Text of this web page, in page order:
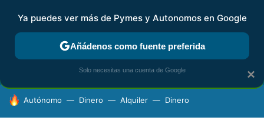
FISCALIDAD Y CONTABILIDAD KIT DIGITAL RENTA
HOY SE HABLA DE
Autónomo Dinero Alquiler Dinero
×
Ya puedes ver más de Pymes y Autonomos en Google
Añádenos como fuente preferida
Solo necesitas una cuenta de Google